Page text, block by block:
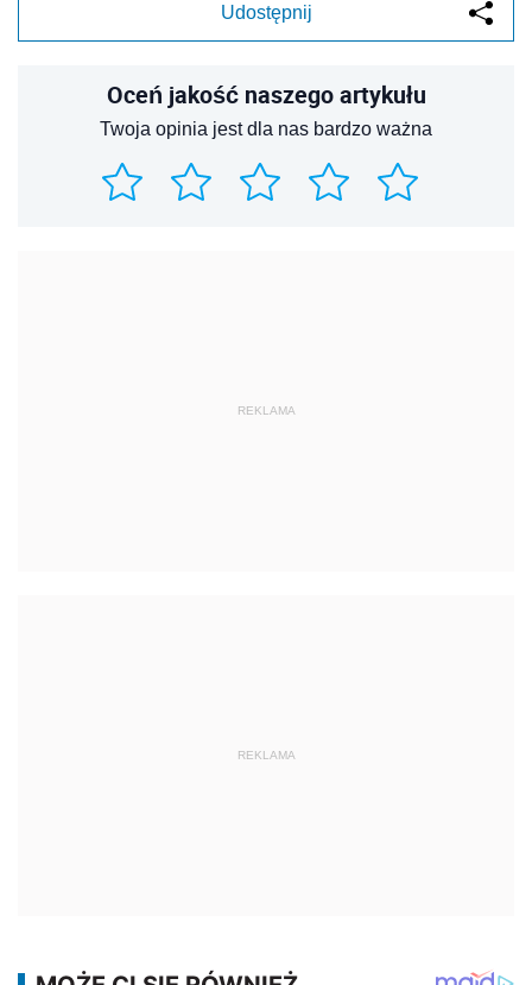
Udostępnij
Oceń jakość naszego artykułu
Twoja opinia jest dla nas bardzo ważna
REKLAMA
REKLAMA